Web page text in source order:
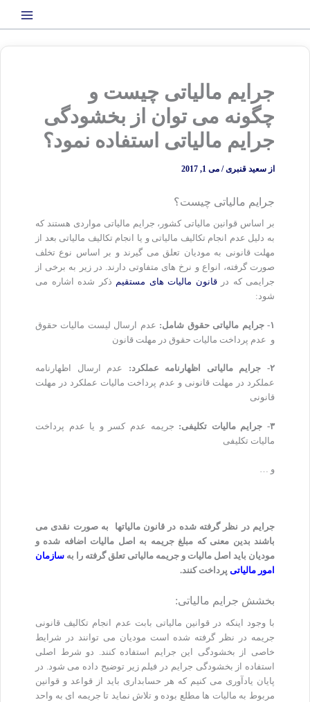
جرایم مالیاتی چیست و
چگونه می توان از بخشودگی
جرایم مالیاتی استفاده نمود؟
از سعید قنبری/ می 1, 2017
جرایم مالیاتی چیست؟
بر اساس قوانین مالیاتی کشور، جرایم مالیاتی مواردی هستند که
به دلیل عدم انجام تکالیف مالیاتی و یا انجام تکالیف مالیاتی بعد از
مهلت قانونی به مودیان تعلق می گیرند و بر اساس نوع تخلف
صورت گرفته، انواع و نرخ های متفاوتی دارند. در زیر به برخی از
جرایمی که درقانون مالیات های مستقیم ذکر شده اشاره می
شود:
۱- جرایم مالیاتی حقوق شامل:
عدم ارسال لیست مالیات حقوق
و عدم پرداخت مالیات حقوق در مهلت قانون
۲- جرایم مالیاتی اظهارنامه عملکرد:
عدم ارسال اظهارنامه
عملکرد در مهلت قانونی و عدم پرداخت مالیات عملکرد در مهلت
قانونی
۳- جرایم مالیات تکلیفی:
جریمه عدم کسر و یا عدم پرداخت
مالیات تکلیفی
و …
جرایم در نظر گرفته شده در قانون مالیاتها به صورت نقدی می
باشند بدین معنی که مبلغ جریمه به اصل مالیات اضافه شده و
مودیان باید اصل مالیات و جریمه مالیاتی تعلق گرفته را به سازمان
امور مالیاتی پرداخت کنند.
بخشش جرایم مالیاتی:
با وجود اینکه در قوانین مالیاتی بابت عدم انجام تکالیف قانونی
جریمه در نظر گرفته شده است مودیان می توانند در شرایط
خاصی از بخشودگی این جرایم استفاده کنند. دو شرط اصلی
استفاده از بخشودگی جرایم در فیلم زیر توضیح داده می شود. در
پایان یادآوری می کنیم که هر حسابداری باید از قواعد و قوانین
مربوط به مالیات ها مطلع بوده و تلاش نماید تا جریمه ای به واحد